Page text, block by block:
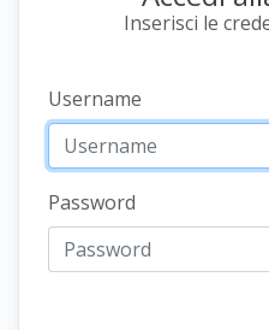
Inserisci le
Username
Password